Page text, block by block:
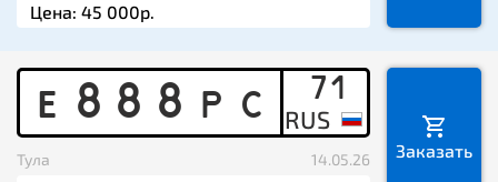
E 8 8 8 P C 71
Тула 14.05.26 Заказать